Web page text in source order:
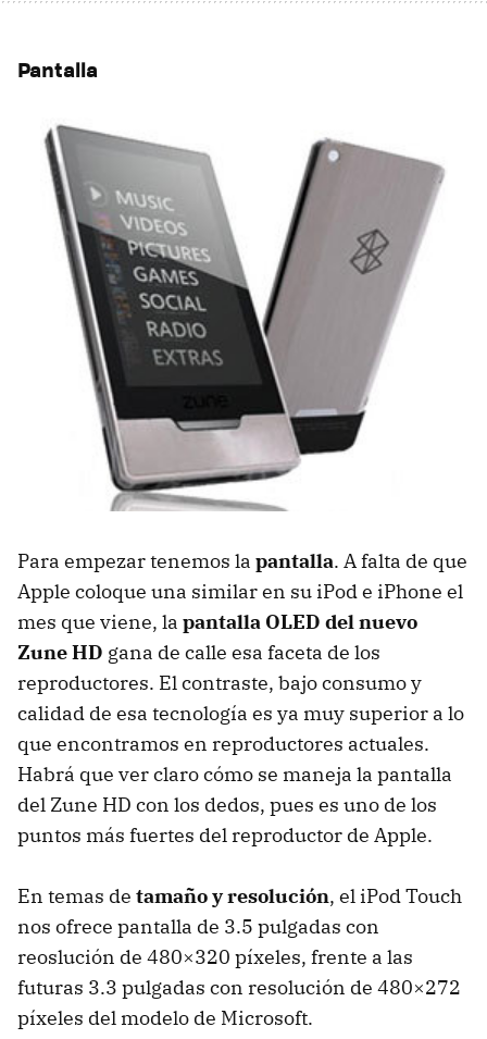
Pantalla
Para empezar tenemos la pantalla. A falta de que
Apple coloque una similar en su iPod e iPhone el
mes que viene, la pantalla OLED del nuevo
Zune HD gana de calle esa faceta de los
reproductores. El contraste, bajo consumo y
calidad de esa tecnología es ya muy superior a lo
que encontramos en reproductores actuales.
Habrá que ver claro cómo se maneja la pantalla
del Zune HD con los dedos, pues es uno de los
puntos más fuertes del reproductor de Apple.
En temas de tamaño y resolución, el iPod Touch
nos ofrece pantalla de 3.5 pulgadas con
reoslución de 480×320 píxeles, frente a las
futuras 3.3 pulgadas con resolución de 480×272
píxeles del modelo de Microsoft.